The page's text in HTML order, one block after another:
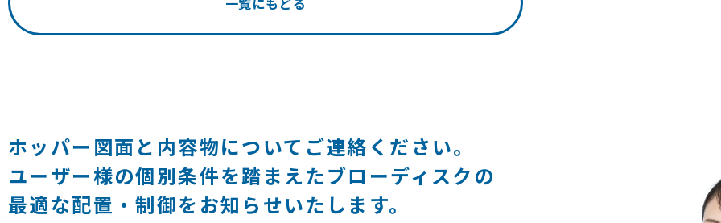
ホッパー図面と内容物についてご連絡ください。
ユーザー様の個別条件を踏まえたブローディスクの
最適な配置・制御をお知らせいたします。